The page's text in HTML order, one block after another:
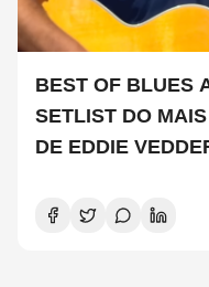
BEST OF BLUES
SETLIST DO
DE EDDIE